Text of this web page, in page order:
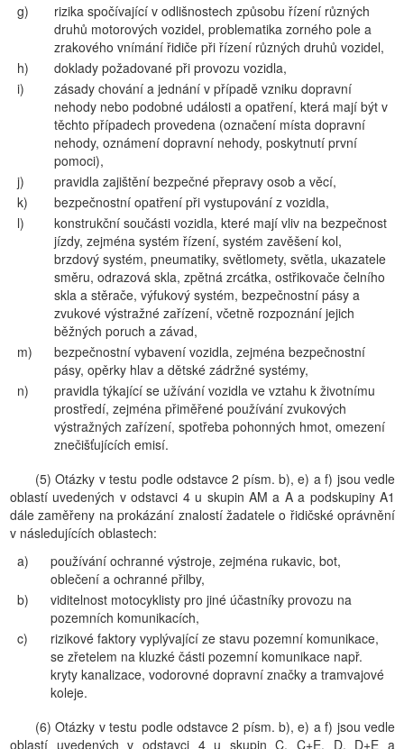
g)
rizika spočívající v odlišnostech způsobu řízení různých
druhů motorových vozidel, problematika zorného pole a
zrakového vnímání řidiče při řízení různých druhů vozidel,
h)
doklady požadované při provozu vozidla,
i)
zásady chování a jednání v případě vzniku dopravní
nehody nebo podobné události a opatření, která mají být v
těchto případech provedena (označení místa dopravní
nehody, oznámení dopravní nehody, poskytnutí první
pomoci),
j)
pravidla zajištění bezpečné přepravy osob a věcí,
k)
bezpečnostní opatření při vystupování z vozidla,
l)
konstrukční součásti vozidla, které mají vliv na bezpečnost
jízdy, zejména systém řízení, systém zavěšení kol,
brzdový systém, pneumatiky, světlomety, světla, ukazatele
směru, odrazová skla, zpětná zrcátka, ostřikovače čelního
skla a stěrače, výfukový systém, bezpečnostní pásy a
zvukové výstražné zařízení, včetně rozpoznání jejich
běžných poruch a závad,
m)
bezpečnostní vybavení vozidla, zejména bezpečnostní
pásy, opěrky hlav a dětské zádržné systémy,
n)
pravidla týkající se užívání vozidla ve vztahu k životnímu
prostředí, zejména přiměřené používání zvukových
výstražných zařízení, spotřeba pohonných hmot, omezení
znečišťujících emisí.
(5) Otázky v testu podle odstavce 2 písm. b), e) a f) jsou vedle
oblastí uvedených v odstavci 4 u skupin AM a A a podskupiny A1
dále zaměřeny na prokázání znalostí žadatele o řidičské oprávnění
v následujících oblastech:
a)
používání ochranné výstroje, zejména rukavic, bot,
oblečení a ochranné přilby,
b)
viditelnost motocyklisty pro jiné účastníky provozu na
pozemních komunikacích,
c)
rizikové faktory vyplývající ze stavu pozemní komunikace,
se zřetelem na kluzké části pozemní komunikace např.
kryty kanalizace, vodorovné dopravní značky a tramvajové
koleje.
(6) Otázky v testu podle odstavce 2 písm. b), e) a f) jsou vedle
oblastí uvedených v odstavci 4 u skupin C, C+E, D, D+E a